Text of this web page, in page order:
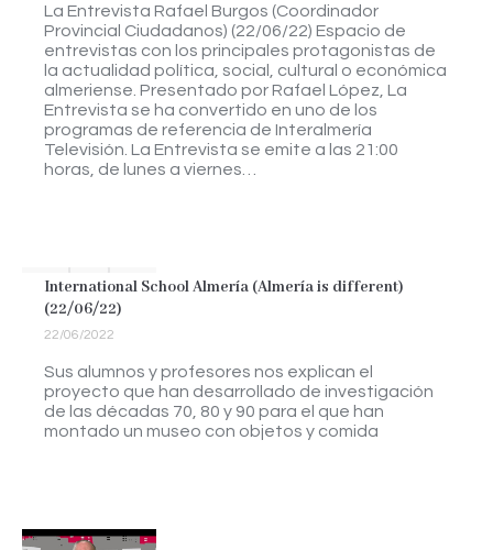
La Entrevista Rafael Burgos (Coordinador
Provincial Ciudadanos) (22/06/22) Espacio de
entrevistas con los principales protagonistas de
la actualidad política, social, cultural o económica
almeriense. Presentado por Rafael López, La
Entrevista se ha convertido en uno de los
programas de referencia de Interalmería
Televisión. La Entrevista se emite a las 21:00
horas, de lunes a viernes…
International School Almería (Almería is different)
(22/06/22)
22/06/2022
Sus alumnos y profesores nos explican el
proyecto que han desarrollado de investigación
de las décadas 70, 80 y 90 para el que han
montado un museo con objetos y comida